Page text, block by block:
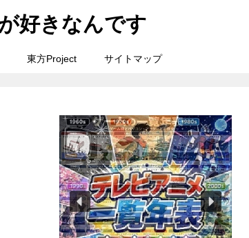
好きなんです
東方Project サイトマップ